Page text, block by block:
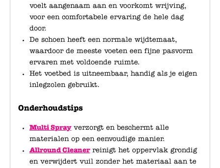
voelt aangenaam aan en voorkomt wrijving,
voor een comfortabele ervaring de hele dag
door.
De schoen heeft een normale wijdtemaat,
waardoor de meeste voeten een fijne pasvorm
ervaren met voldoende ruimte.
Het voetbed is uitneembaar, handig als je eigen
inlegzolen gebruikt.
Onderhoudstips
Multi Sprayverzorgt en beschermt alle
materialen op een eenvoudige manier.
Allround Cleanerreinigt het oppervlak grondig
en verwijdert vuil zonder het materiaal aan te